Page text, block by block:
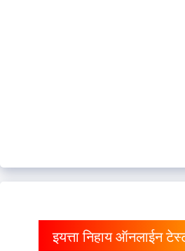
इयत्ता निहाय ऑनलाईन